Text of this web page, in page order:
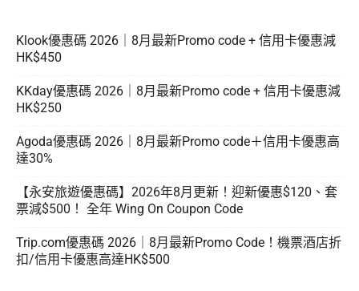
Klook優惠碼 2026｜8月最新Promo code + 信用卡優惠減
HK$450
KKday優惠碼 2026｜8月最新Promo code + 信用卡優惠減
HK$250
Agoda優惠碼 2026｜8月最新Promo code＋信用卡優惠高
達30%
【永安旅遊優惠碼】2026年8月更新！迎新優惠$120、套
票減$500！ 全年 Wing On Coupon Code
Trip.com優惠碼 2026｜8月最新Promo Code！機票酒店折
扣/信用卡優惠高達HK$500